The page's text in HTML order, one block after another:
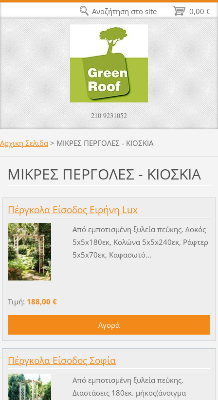
210 9231052
Αρχικη Σελιδα > ΜΙΚΡΕΣ ΠΕΡΓΟΛΕΣ - ΚΙΟΣΚΙΑ
ΜΙΚΡΕΣ ΠΕΡΓΟΛΕΣ - ΚΙΟΣΚΙΑ
Πέργκολα Είσοδος Ειρήνη Lux
Από εμποτισμένη ξυλεία πεύκης. Δοκός
5x5x180εκ, Κολώνα 5x5x240εκ, Ράφτερ
5x5x70εκ, Καφασωτό...
Τιμή: 188,00 €
Πέργκολα Είσοδος Σοφία
Από εμποτισμένη ξυλεία πεύκης.
Διαστάσεις 180εκ. μήκος(άνοιγμα
0,00 €
Αναζήτηση στο site